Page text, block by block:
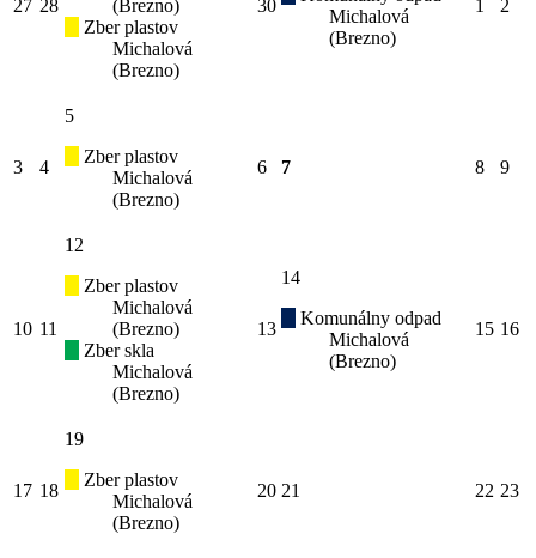
27 28
(Brezno)
Zber plastov
Michalová
(Brezno)
30
Michalová
(Brezno)
1 2
3 4
5
Zber plastov
Michalová
(Brezno)
6 7 8 9
10 11
12
Zber plastov
Michalová
(Brezno)
Zber skla
Michalová
(Brezno)
13
14
Komunálny odpad
Michalová
(Brezno)
15 16
17 18
19
Zber plastov
Michalová
(Brezno)
20 21 22 23